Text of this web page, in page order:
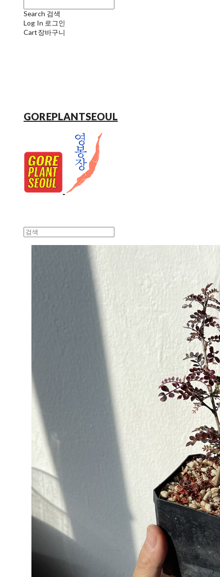
Search 검색
Log In 로그인
Cart장바구니
GOREPLANTSEOUL